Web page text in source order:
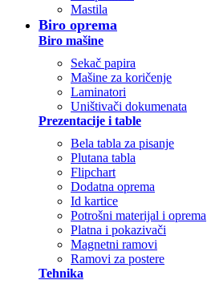
Mastila
Biro oprema
Biro mašine
Sekač papira
Mašine za koričenje
Laminatori
Uništivači dokumenata
Prezentacije i table
Bela tabla za pisanje
Plutana tabla
Flipchart
Dodatna oprema
Id kartice
Potrošni materijal i oprema
Platna i pokazivači
Magnetni ramovi
Ramovi za postere
Tehnika